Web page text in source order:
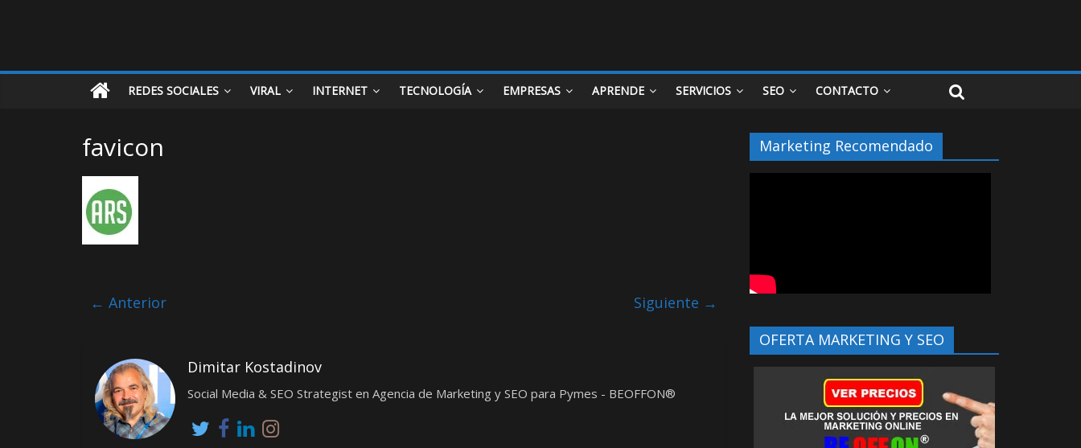
REDES SOCIALES VIRAL INTERNET TECNOLOGÍA EMPRESAS APRENDE SERVICIOS SEO CONTACTO
favicon
← Anterior Siguiente →
Dimitar Kostadinov
Social Media & SEO Strategist en Agencia de Marketing y SEO para Pymes - BEOFFON®
Marketing Recomendado
OFERTA MARKETING Y SEO